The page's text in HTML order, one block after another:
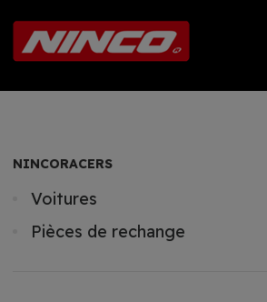
NINCORACERS
Voitures
Pièces de rechange